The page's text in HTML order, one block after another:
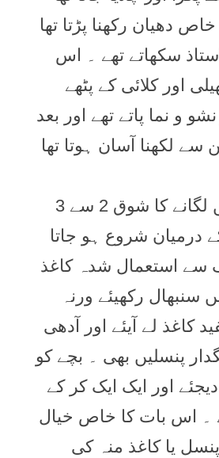
دھيان رکھنا پڑتا تھا
سکھاتے تھے ۔ اس
اور کلائی کے پٹھے
و نما پاتے تھے اور بعد
سے لکھنا آسان ہوتا تھا
بچوں کو لکيريں لگانے کا شوق 2 سے 3
درميان شروع ہو جاتا
سے استعمال شدہ کاغذ
سنبھال رکھيئے ورنہ
کاغذ لے آيئے اور آدھی
پنسليں بھی ۔ بچے کو
اور ايک ايک کر کے
۔ اس بات کا خاص خيال
يا کاغذ منہ کی